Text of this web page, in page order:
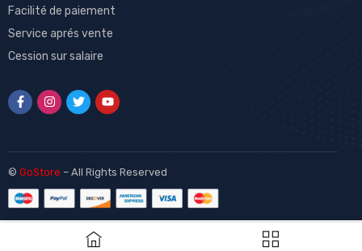
Facilité de paiement
Service aprés vente
Cession sur salaire
© GoStore – All Rights Reserved